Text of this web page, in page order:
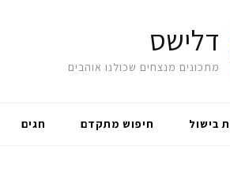
דלישס
מתכונים מנצחים שכולנו אוהבים
בישול חיפוש מתקדם חגים